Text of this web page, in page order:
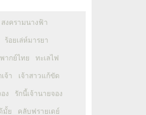
สงครามนางฟ้า
ร้อยเล่ห์มารยา
ากย์ไทย ทะเลไฟ
จ้า เจ้าสาวแก้ขัด
ง รักนี้เจ้านายจอง
มั้ย คลับฟรายเดย์